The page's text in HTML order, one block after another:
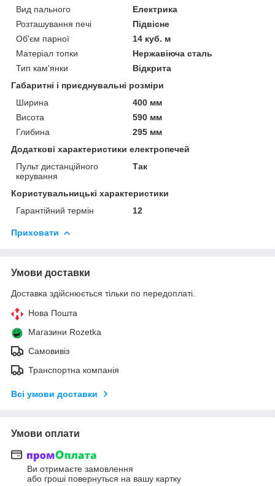
Вид пального
Електрика
Розташування печі
Підвісне
Об'єм парної
14 куб. м
Матеріал топки
Нержавіюча сталь
Тип кам'янки
Відкрита
Габаритні і приєднувальні розміри
Ширина
400 мм
Висота
590 мм
Глибина
295 мм
Додаткові характеристики електропечей
Пульт дистанційного
керування
Так
Користувальницькі характеристики
Гарантійний термін
12
Приховати
Умови доставки
Доставка здійснюється тільки по передоплаті.
Нова Пошта
Магазини Rozetka
Самовивіз
Транспортна компанія
Всі умови доставки
Умови оплати
Ви отримаєте замовлення
або гроші повернуться на вашу картку